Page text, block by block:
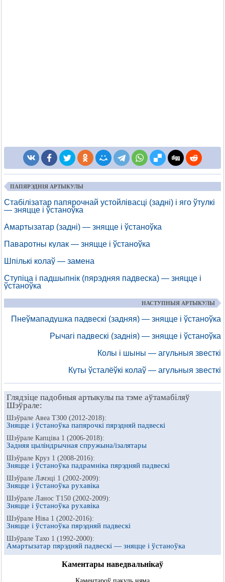
ПАПЯРЭДНІЯ АРТЫКУЛЫ
Стабілізатар папярочнай устойлівасці (задні) і яго ўтулкі
— зняцце і ўстаноўка
Амартызатар (задні) — зняцце і ўстаноўка
Паваротны кулак — зняцце і ўстаноўка
Шпількі колаў — замена
Ступіца і падшыпнік (пярэдняя падвеска) — зняцце і
ўстаноўка
НАСТУПНЫЯ АРТЫКУЛЫ
Пнеўмападушка падвескі (задняя) — зняцце і ўстаноўка
Рычагі падвескі (заднія) — зняцце і ўстаноўка
Колы і шыны — агульныя звесткі
Куты ўсталёўкі колаў — агульныя звесткі
Глядзіце падобныя артыкулы па тэме аўтамабіляў
Шэўрале:
Шэўрале Авеа Т300 (2012-2018):
Зняцце і ўстаноўка папярочкі пярэдняй падвескі
Шэўрале Капціва 1 (2006-2018):
Задняя цыліндрычная спружына/ізалятары
Шэўрале Круз 1 (2008-2016):
Зняцце і ўстаноўка падрамніка пярэдняй падвескі
Шэўрале Лачэці 1 (2002-2009):
Зняцце і ўстаноўка рухавіка
Шэўрале Ланос Т150 (2002-2009):
Зняцце і ўстаноўка рухавіка
Шэўрале Ніва 1 (2002-2016):
Зняцце і ўстаноўка пярэдняй падвескі
Шэўрале Тахо 1 (1992-2000):
Амартызатар пярэдняй падвескі — зняцце і ўстаноўка
Каментары наведвальнікаў